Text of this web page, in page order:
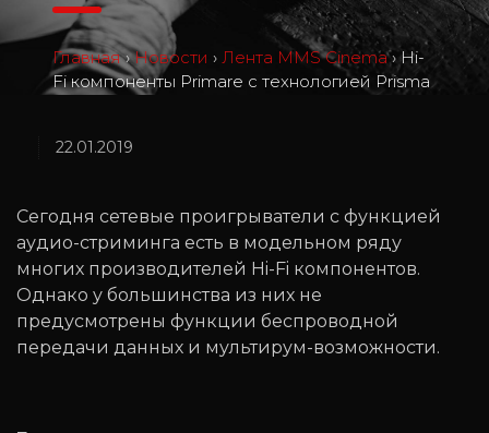
Главная › Новости › Лента MMS Cinema › Hi-
Fi компоненты Primare c технологией Prisma
22.01.2019
Сегодня сетевые проигрыватели с функцией
аудио-стриминга есть в модельном ряду
многих производителей Hi-Fi компонентов.
Однако у большинства из них не
предусмотрены функции беспроводной
передачи данных и мультирум-возможности.